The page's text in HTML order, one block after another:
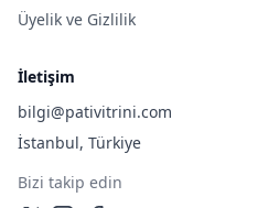
Üyelik ve Gizlilik
İletişim
bilgi@pativitrini.com
İstanbul, Türkiye
Bizi takip edin